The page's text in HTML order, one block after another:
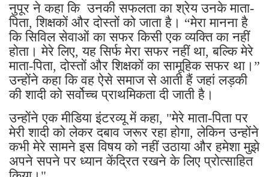
नुपूर ने कहा कि उनकी सफलता का श्रेय उनके माता-
पिता, शिक्षकों और दोस्तों को जाता है। “मेरा मानना ​​है
कि सिविल सेवाओं का सफर किसी एक व्यक्ति का नहीं
होता। मेरे लिए, यह सिर्फ मेरा सफर नहीं था, बल्कि मेरे
माता-पिता, दोस्तों और शिक्षकों का सामूहिक सफर था।”
उन्होंने कहा कि वह ऐसे समाज से आती हैं जहां लड़की
की शादी को सर्वोच्च प्राथमिकता दी जाती है।
उन्होंने एक मीडिया इंटरव्यू में कहा, "मेरे माता-पिता पर
मेरी शादी को लेकर दबाव जरूर रहा होगा, लेकिन उन्होंने
कभी मेरे सामने इस विषय को नहीं उठाया और हमेशा मुझे
अपने सपने पर ध्यान केंद्रित रखने के लिए प्रोत्साहित